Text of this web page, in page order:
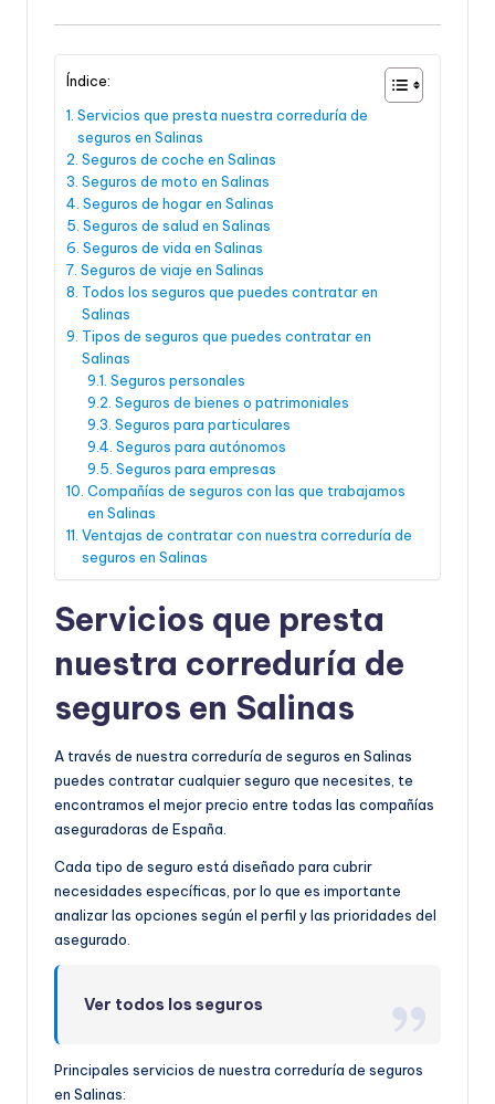
Índice:
Servicios que presta nuestra correduría de
seguros en Salinas
Seguros de coche en Salinas
Seguros de moto en Salinas
Seguros de hogar en Salinas
Seguros de salud en Salinas
Seguros de vida en Salinas
Seguros de viaje en Salinas
Todos los seguros que puedes contratar en
Salinas
Tipos de seguros que puedes contratar en
Salinas
Seguros personales
Seguros de bienes o patrimoniales
Seguros para particulares
Seguros para autónomos
Seguros para empresas
Compañías de seguros con las que trabajamos
en Salinas
Ventajas de contratar con nuestra correduría de
seguros en Salinas
Servicios que presta
nuestra correduría de
seguros en Salinas
A través de nuestra correduría de seguros en Salinas
puedes contratar cualquier seguro que necesites, te
encontramos el mejor precio entre todas las compañías
aseguradoras de España.
Cada tipo de seguro está diseñado para cubrir
necesidades específicas, por lo que es importante
analizar las opciones según el perfil y las prioridades del
asegurado.
Ver todos los seguros
Principales servicios de nuestra correduría de seguros
en Salinas: